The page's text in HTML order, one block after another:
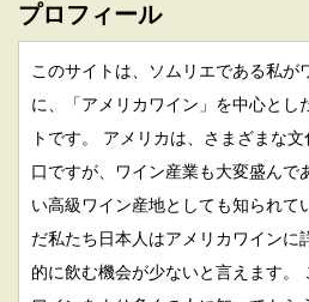
プロフィール
このサイトは、ソムリエである私が
に、「アメリカワイン」を中心とし
トです。 アメリカは、さまざまな
口ですが、ワイン産業も大変盛んで
い高級ワイン産地としても知られて
だ私たち日本人はアメリカワインに
的に飲む機会が少ないと言えます。